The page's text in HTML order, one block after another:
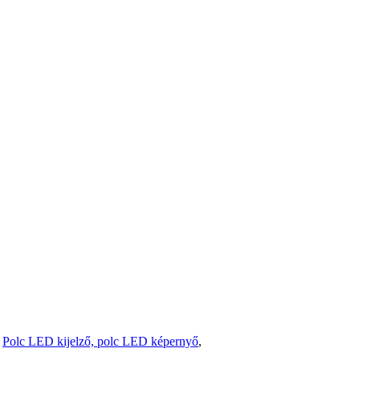
Polc LED kijelző, polc LED képernyő,